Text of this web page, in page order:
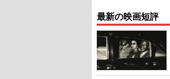
最新の映画短評